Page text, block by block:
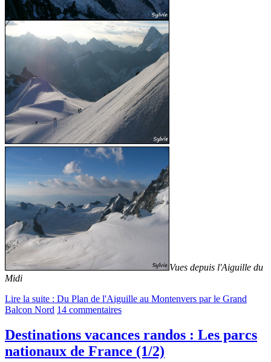
Vues depuis l'Aiguille du
Midi
Lire la suite : Du Plan de l'Aiguille au Montenvers par le Grand
Balcon Nord 14 commentaires
Destinations vacances randos : Les parcs
nationaux de France (1/2)